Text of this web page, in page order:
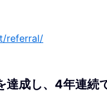
referral/
達成し、4年連続